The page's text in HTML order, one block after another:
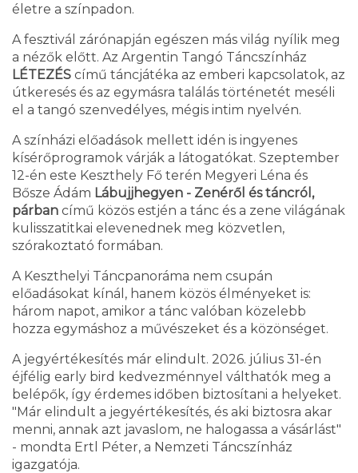
életre a színpadon.
A fesztivál zárónapján egészen más világ nyílik meg
a nézők előtt. Az Argentin Tangó Táncszínház
LÉTEZÉS című táncjátéka az emberi kapcsolatok, az
útkeresés és az egymásra találás történetét meséli
el a tangó szenvedélyes, mégis intim nyelvén.
A színházi előadások mellett idén is ingyenes
kísérőprogramok várják a látogatókat. Szeptember
12-én este Keszthely Fő terén Megyeri Léna és
Bősze Ádám Lábujjhegyen - Zenéről és táncról,
párban című közös estjén a tánc és a zene világának
kulisszatitkai elevenednek meg közvetlen,
szórakoztató formában.
A Keszthelyi Táncpanoráma nem csupán
előadásokat kínál, hanem közös élményeket is:
három napot, amikor a tánc valóban közelebb
hozza egymáshoz a művészeket és a közönséget.
A jegyértékesítés már elindult. 2026. július 31-én
éjfélig early bird kedvezménnyel válthatók meg a
belépők, így érdemes időben biztosítani a helyeket.
"Már elindult a jegyértékesítés, és aki biztosra akar
menni, annak azt javaslom, ne halogassa a vásárlást"
- mondta Ertl Péter, a Nemzeti Táncszínház
igazgatója.